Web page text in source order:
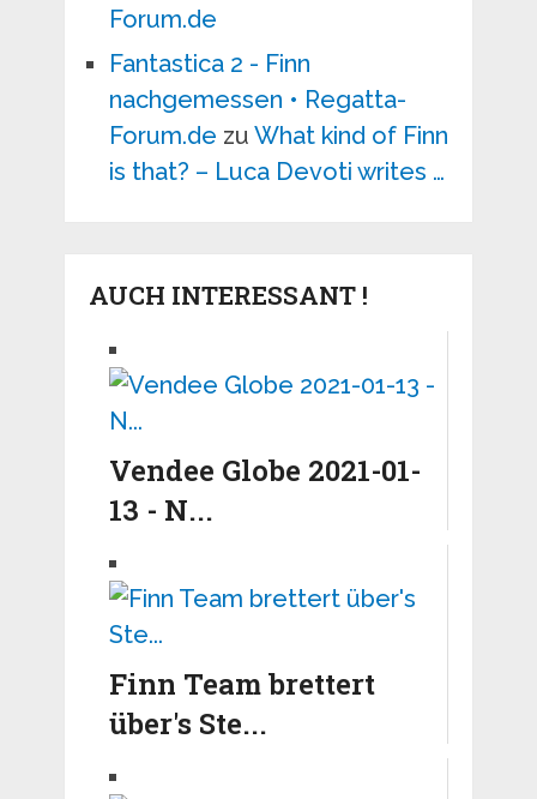
Forum.de
Fantastica 2 - Finn
nachgemessen • Regatta-
Forum.de zu What kind of Finn
is that? – Luca Devoti writes …
AUCH INTERESSANT !
Vendee Globe 2021-01-
13 - N...
Finn Team brettert
über's Ste...